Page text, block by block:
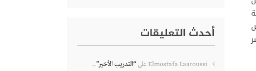
بن
أحدث التعليقات
Elmostafa Laaroussi على“التدريب الأخير”..